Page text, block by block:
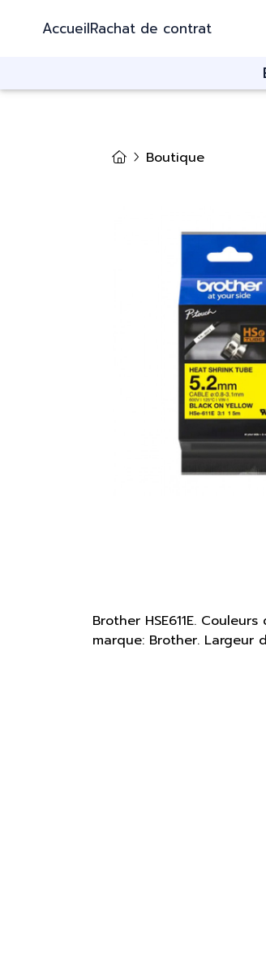
AccueilRachat de contrat
Boutique
Brother HSE611E.
marque: Brother. Largeur